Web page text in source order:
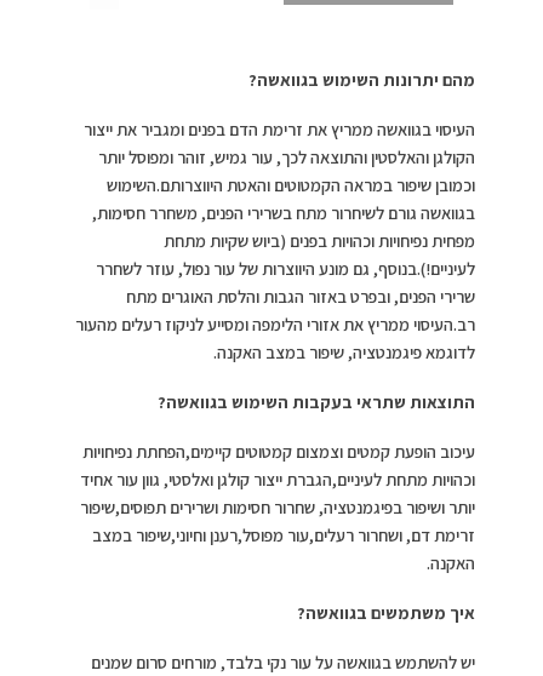
מהם יתרונות השימוש בגוואשה?
העיסוי בגוואשה ממריץ את זרימת הדם בפנים ומגביר את ייצור
הקולגן והאלסטין והתוצאה לכך, עור גמיש, זוהר ומפוסל יותר
וכמובן שיפור במראה הקמטוטים והאטת היווצרותם.השימוש
בגוואשה גורם לשיחרור מתח בשרירי הפנים, משחרר חסימות,
מפחית נפיחויות וכהויות בפנים (ביוש שקיות מתחת
לעיניים!).בנוסף, גם מונע היווצרות של עור נפול, עוזר לשחרר
שרירי הפנים, ובפרט באזור הגבות והלסת האוגרים מתח
רב.העיסוי ממריץ את אזורי הלימפה ומסייע לניקוז רעלים מהעור
לדוגמא פיגמנטציה, שיפור במצב האקנה.
התוצאות שתראי בעקבות השימוש בגוואשה?
עיכוב הופעת קמטים וצמצום קמטוטים קיימים,הפחתת נפיחויות
וכהויות מתחת לעיניים,הגברת ייצור קולגן ואלסטי, גוון עור אחיד
יותר ושיפור בפיגמנטציה, שחרור חסימות ושרירים תפוסים,שיפור
זרימת דם, ושחרור רעלים,עור מפוסל,רענן וחיוני,שיפור במצב
האקנה.
איך משתמשים בגוואשה?
יש להשתמש בגוואשה על עור נקי בלבד, מורחים סרום שמנים